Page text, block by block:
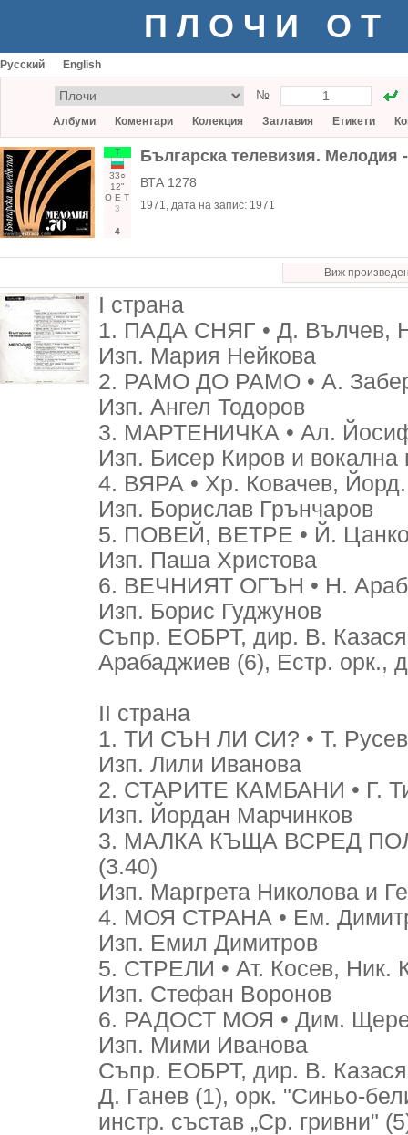
ПЛОЧИ ОТ
Русский English
№
Албуми Коментари Колекция Заглавия Етикети
Т
33○
12"
О Е Т
3
4
Българска телевизия. Мелодия
ВТА 1278
1971, дата на запис: 1971
Виж
I страна
1. ПАДА СНЯГ • Д. Вълчев,
Изп. Мария Нейкова
2. РАМО ДО РАМО • А.
Изп. Ангел Тодоров
3. МАРТЕНИЧКА • Ал.
Изп. Бисер Киров и вокална
4. ВЯРА • Хр. Ковачев,
Изп. Борислав Грънчаров
5. ПОВЕЙ, ВЕТРЕ • Й.
Изп. Паша Христова
6. ВЕЧНИЯТ ОГЪН • Н.
Изп. Борис Гуджунов
Съпр. ЕОБРТ, дир. В.
Арабаджиев (6), Естр. орк.,
II страна
1. ТИ СЪН ЛИ СИ? • Т.
Изп. Лили Иванова
2. СТАРИТЕ КАМБАНИ • Г.
Изп. Йордан Марчинков
3. МАЛКА КЪЩА ВСРЕД
(3.40)
Изп. Маргрета Николова и
4. МОЯ СТРАНА • Ем.
Изп. Емил Димитров
5. СТРЕЛИ • Ат. Косев, Ник.
Изп. Стефан Воронов
6. РАДОСТ МОЯ • Дим.
Изп. Мими Иванова
Съпр. ЕОБРТ, дир. В.
Д. Ганев (1), орк. "Синьо-
инстр. състав „Ср. гривни"